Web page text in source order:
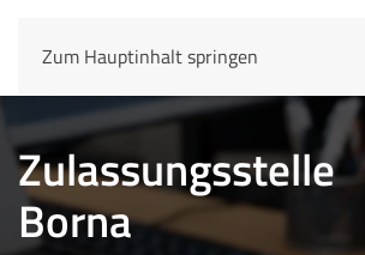
Zum Hauptinhalt springen
Zulassungsstelle
Borna